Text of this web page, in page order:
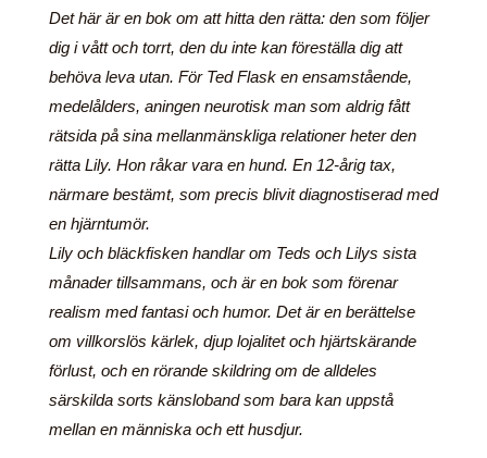
Det här är en bok om att hitta den rätta: den som följer
dig i vått och torrt, den du inte kan föreställa dig att
behöva leva utan. För Ted Flask en ensamstående,
medelålders, aningen neurotisk man som aldrig fått
rätsida på sina mellanmänskliga relationer heter den
rätta Lily. Hon råkar vara en hund. En 12-årig tax,
närmare bestämt, som precis blivit diagnostiserad med
en hjärntumör.
Lily och bläckfisken handlar om Teds och Lilys sista
månader tillsammans, och är en bok som förenar
realism med fantasi och humor. Det är en berättelse
om villkorslös kärlek, djup lojalitet och hjärtskärande
förlust, och en rörande skildring om de alldeles
särskilda sorts känsloband som bara kan uppstå
mellan en människa och ett husdjur.